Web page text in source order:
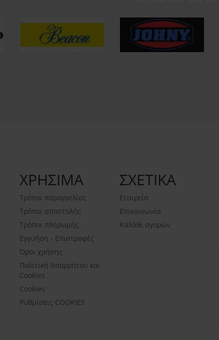
ΧΡΗΣΙΜΑ
Τρόποι παραγγελίας
Τρόποι αποστολής
Τρόποι πληρωμής
Εγγυήση - Επιστροφές
Όροι χρήσης
Πολιτική Απορρήτου και
Cookies
Cookies
Ρυθμίσεις COOKIES
ΣΧΕΤΙΚΑ
Εταιρεία
Επικοινωνία
Καλάθι αγορών